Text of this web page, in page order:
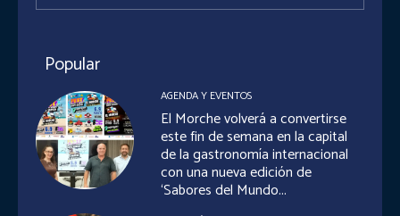
Popular
AGENDA Y EVENTOS
El Morche volverá a convertirse
este fin de semana en la capital
de la gastronomía internacional
con una nueva edición de
‘Sabores del Mundo...